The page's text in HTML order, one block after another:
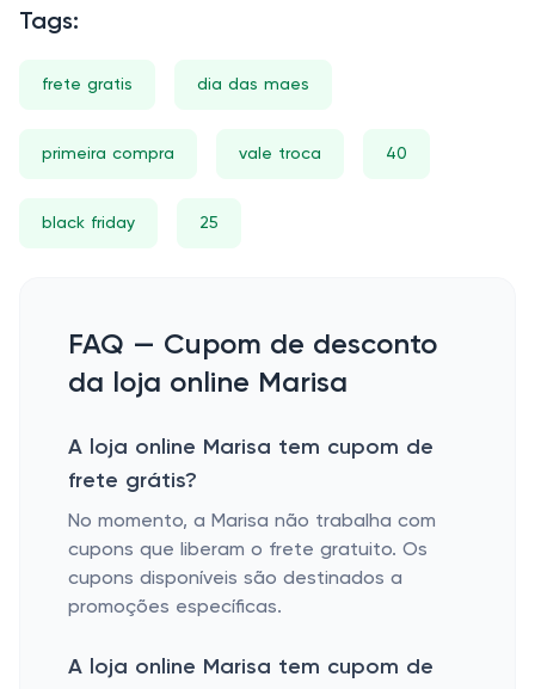
Tags:
frete gratis dia das maes
primeira compra vale troca 40
black friday 25
FAQ — Cupom de desconto
da loja online Marisa
A loja online Marisa tem cupom de
frete grátis?
No momento, a Marisa não trabalha com
cupons que liberam o frete gratuito. Os
cupons disponíveis são destinados a
promoções específicas.
A loja online Marisa tem cupom de